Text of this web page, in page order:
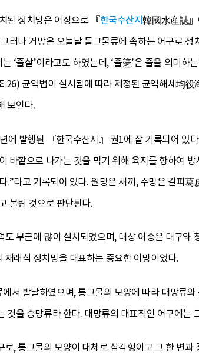
된 정치망은 어장으로 『한국수산지韓國水産誌』
러나 거망은 오늘날 들그물류에 속하는 어구로
‘줄살’이라고도 하였는데, ‘줄乼’은 줄을 의미
26) 균역법이 실시됨에 따라 제정된 균역해세均
보인다.
에 발행된 『한국수산지』 권1에 잘 기록되어
바깥으로 나가는 것을 막기 위해 육지를 향하여
.”라고 기록되어 있다. 원망은 새끼, 수망은 갈피
불린 것으로 판단된다.
도 부근에 많이 설치되었으며, 대상 어종은 대구
재래식 정치망을 대표하는 중요한 어망이었다.
서 발달하였으며, 통그물의 모양에 따라 대망류
것을 승망류라 한다. 대망류의 대표적인 어구에는
로, 통그물의 모양이 대체로 삼각형이고 그 한 변